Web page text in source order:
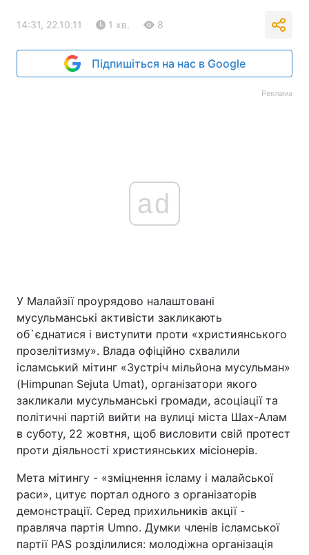
14:31, 22.10.11 1 хв. 8
Підпишіться на нас в Google
Реклама
ad
У Малайзії проурядово налаштовані
мусульманські активісти закликають
об`єднатися і виступити проти «християнського
прозелітизму». Влада офіційно схвалили
ісламський мітинг «Зустріч мільйона мусульман»
(Himpunan Sejuta Umat), організатори якого
закликали мусульманські громади, асоціації та
політичні партій вийти на вулиці міста Шах-Алам
в суботу, 22 жовтня, щоб висловити свій протест
проти діяльності християнських місіонерів.
Мета мітингу - «зміцнення ісламу і малайської
раси», цитує портал одного з організаторів
демонстрації. Серед прихильників акції -
правляча партія Umno. Думки членів ісламської
партії PAS розділилися: молодіжна організація